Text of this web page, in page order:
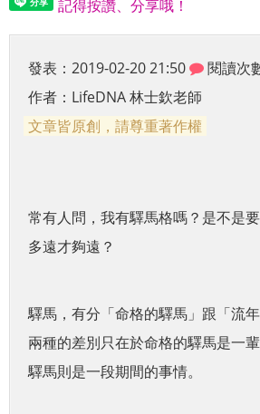
記得按讚、分享哦！
發表：2019-02-20 21:50
閱讀次
作者： LifeDNA 林士欽老師
文章皆原創，請尊重著作權
常有人問，我有驛馬格嗎？是不是
多遠才夠遠？
驛馬，有分「命格的驛馬」跟「流
兩種的差別只在於命格的驛馬是一
驛馬則是一段期間的事情。